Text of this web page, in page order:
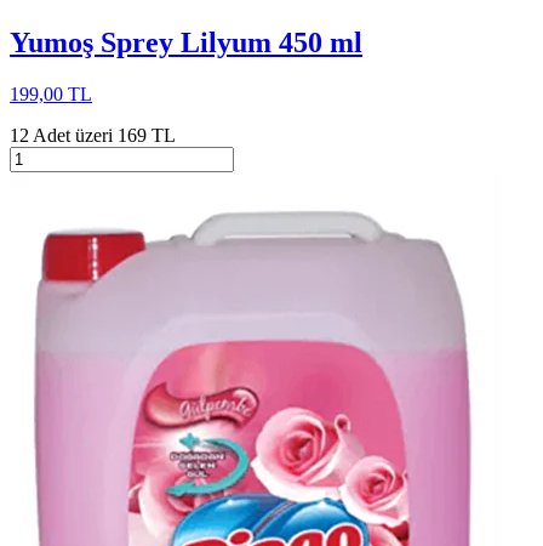
Yumoş Sprey Lilyum 450 ml
199,00 TL
12 Adet üzeri 169 TL